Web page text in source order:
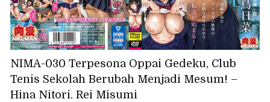
NIMA-030 Terpesona Oppai Gedeku, Club
Tenis Sekolah Berubah Menjadi Mesum! –
Hina Nitori, Rei Misumi